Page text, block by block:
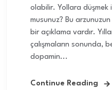
olabilir. Yollara düşmek
musunuz? Bu
bir açıklama vardır.
çalışmaların sonunda,
dopamin...
Continue Reading